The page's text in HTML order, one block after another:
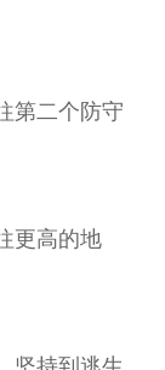
二个防守
更高的地